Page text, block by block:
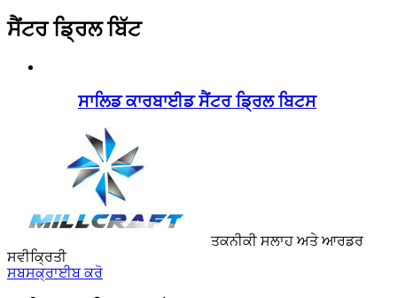
ਸੈਂਟਰ ਡ੍ਰਿਲ ਬਿੱਟ
ਸਾਲਿਡ ਕਾਰਬਾਈਡ ਸੈਂਟਰ ਡ੍ਰਿਲ ਬਿਟਸ
ਤਕਨੀਕੀ ਸਲਾਹ ਅਤੇ ਆਰਡਰ
ਸਵੀਕ੍ਰਿਤੀ
ਸਬਸਕ੍ਰਾਈਬ ਕਰੋ